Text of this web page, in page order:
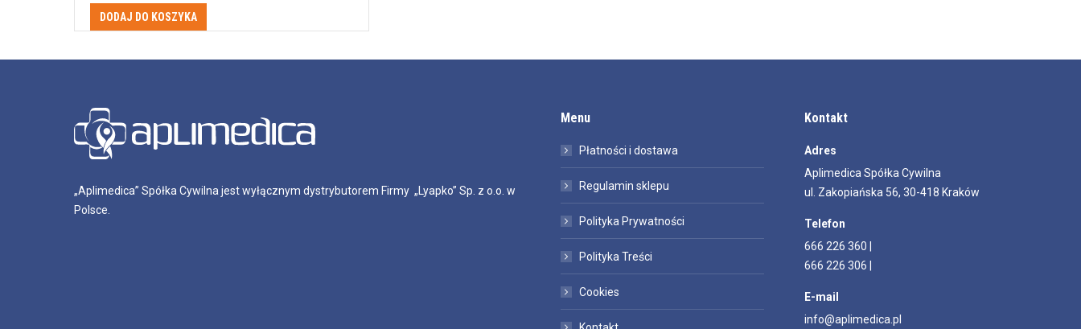
DODAJ DO KOSZYKA
„Aplimedica” Spółka Cywilna jest wyłącznym dystrybutorem Firmy „Lyapko” Sp. z o.o. w
Polsce.
Menu
Płatności i dostawa
Regulamin sklepu
Polityka Prywatności
Polityka Treści
Cookies
Kontakt
Adres
Aplimedica Spółka Cywilna
ul. Zakopiańska 56, 30-418 Kraków
Telefon
666 226 360 |
666 226 306 |
E-mail
info@aplimedica.pl